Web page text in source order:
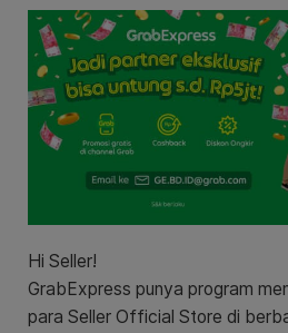
Hi Seller!
GrabExpress punya program
para Seller Official Store di